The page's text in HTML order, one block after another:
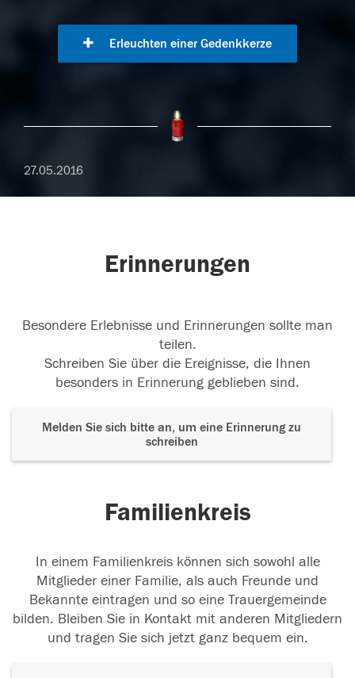
Erleuchten einer Gedenkkerze
27.05.2016
Erinnerungen
Besondere Erlebnisse und Erinnerungen sollte man
teilen.
Schreiben Sie über die Ereignisse, die Ihnen
besonders in Erinnerung geblieben sind.
Melden Sie sich bitte an, um eine Erinnerung zu
schreiben
Familienkreis
In einem Familienkreis können sich sowohl alle
Mitglieder einer Familie, als auch Freunde und
Bekannte eintragen und so eine Trauergemeinde
bilden. Bleiben Sie in Kontakt mit anderen Mitgliedern
und tragen Sie sich jetzt ganz bequem ein.